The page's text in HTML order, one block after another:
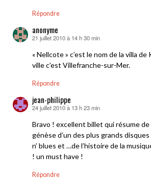
Répondre
anonyme
dit :
21 juillet 2010 à 14 h 30 min
« Nellcote » c’est le nom de la villa de
ville c’est Villefranche-sur-Mer.
Répondre
jean-philippe
dit :
24 juillet 2010 à 13 h 23 min
Bravo ! excellent billet qui résume
génèse d’un des plus grands
n’ blues et …de l’histoire de la
! un must have !
Répondre